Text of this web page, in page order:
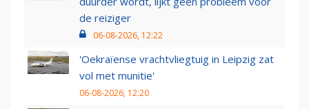
de reiziger
06-08-2026, 12:22
'Oekraïense vrachtvliegtuig in Leipzig zat
vol met munitie'
06-08-2026, 12:20